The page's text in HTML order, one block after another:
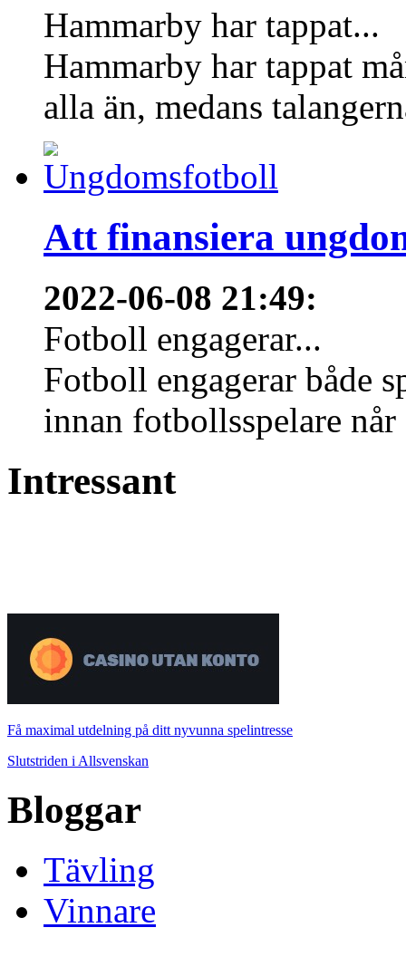
Hammarby har tappat...
Hammarby har tappat
alla än, medans
Att finansiera
2022-06-08 21:49:
Fotboll engagerar...
Fotboll engagerar både
innan fotbollsspelare
Intressant
Få maximal utdelning på ditt nyvunna spelintresse
Slutstriden i Allsvenskan
Bloggar
Tävling
Vinnare